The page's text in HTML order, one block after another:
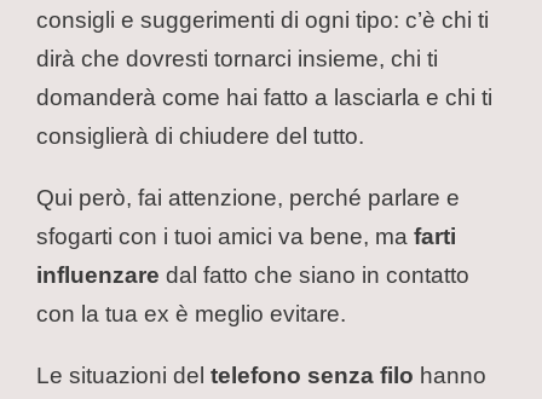
consigli e suggerimenti di ogni tipo: c’è chi ti
dirà che dovresti tornarci insieme, chi ti
domanderà come hai fatto a lasciarla e chi ti
consiglierà di chiudere del tutto.
Qui però, fai attenzione, perché parlare e
sfogarti con i tuoi amici va bene, ma farti
influenzare dal fatto che siano in contatto
con la tua ex è meglio evitare.
Le situazioni del telefono senza filo hanno